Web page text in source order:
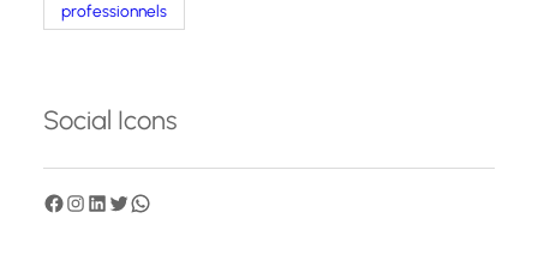
professionnels
Social Icons
F I
L T W